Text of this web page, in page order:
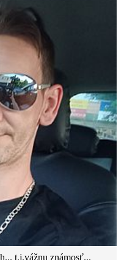
t.j.vážnu známosť...